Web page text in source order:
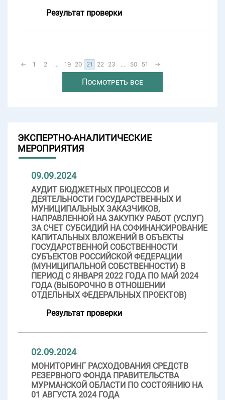
Результат проверки
← 1 2 ... 19 20 21 22 23 ... 50 51 →
Посмотреть все
ЭКСПЕРТНО-АНАЛИТИЧЕСКИЕ
МЕРОПРИЯТИЯ
09.09.2024
АУДИТ БЮДЖЕТНЫХ ПРОЦЕССОВ И
ДЕЯТЕЛЬНОСТИ ГОСУДАРСТВЕННЫХ И
МУНИЦИПАЛЬНЫХ ЗАКАЗЧИКОВ,
НАПРАВЛЕННОЙ НА ЗАКУПКУ РАБОТ (УСЛУГ)
ЗА СЧЕТ СУБСИДИЙ НА СОФИНАНСИРОВАНИЕ
КАПИТАЛЬНЫХ ВЛОЖЕНИЙ В ОБЪЕКТЫ
ГОСУДАРСТВЕННОЙ СОБСТВЕННОСТИ
СУБЪЕКТОВ РОССИЙСКОЙ ФЕДЕРАЦИИ
(МУНИЦИПАЛЬНОЙ СОБСТВЕННОСТИ) В
ПЕРИОД С ЯНВАРЯ 2022 ГОДА ПО МАЙ 2024
ГОДА (ВЫБОРОЧНО В ОТНОШЕНИИ
ОТДЕЛЬНЫХ ФЕДЕРАЛЬНЫХ ПРОЕКТОВ)
Результат проверки
02.09.2024
МОНИТОРИНГ РАСХОДОВАНИЯ СРЕДСТВ
РЕЗЕРВНОГО ФОНДА ПРАВИТЕЛЬСТВА
МУРМАНСКОЙ ОБЛАСТИ ПО СОСТОЯНИЮ НА
01 АВГУСТА 2024 ГОДА